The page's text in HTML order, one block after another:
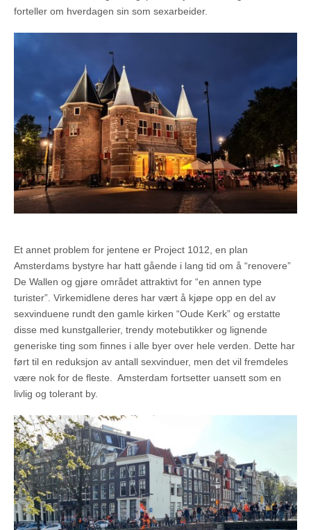
forteller om hverdagen sin som sexarbeider.
Et annet problem for jentene er Project 1012, en plan
Amsterdams bystyre har hatt gående i lang tid om å “renovere”
De Wallen og gjøre området attraktivt for “en annen type
turister”. Virkemidlene deres har vært å kjøpe opp en del av
sexvinduene rundt den gamle kirken “Oude Kerk” og erstatte
disse med kunstgallerier, trendy motebutikker og lignende
generiske ting som finnes i alle byer over hele verden. Dette har
ført til en reduksjon av antall sexvinduer, men det vil fremdeles
være nok for de fleste. Amsterdam fortsetter uansett som en
livlig og tolerant by.